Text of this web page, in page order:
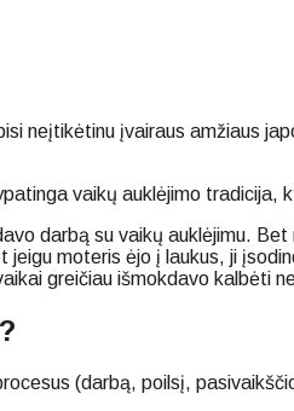
neįtikėtinu įvairaus amžiaus
vaikų auklėjimo tradicija,
darbą su vaikų auklėjimu.
moteris ėjo į laukus, ji
greičiau išmokdavo kalbėti
(darbą, poilsį,